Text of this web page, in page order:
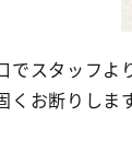
でスタッフよ
お断りします